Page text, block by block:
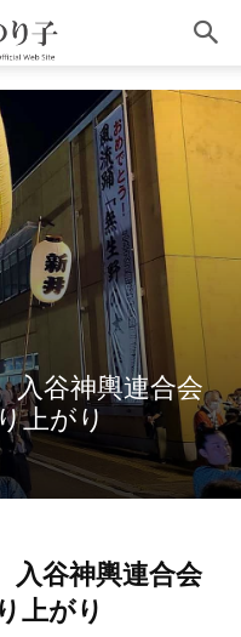
入谷神輿連合会
上がり
入谷神輿連合会
上がり